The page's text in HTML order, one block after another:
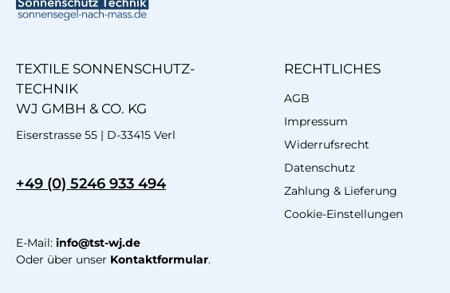
TEXTILE SONNENSCHUTZ-
TECHNIK
WJ GMBH & CO. KG
Eiserstrasse 55 | D-33415 Verl
+49 (0) 5246 933 494
E-Mail: info@tst-wj.de
Oder über unser Kontaktformular.
RECHTLICHES
AGB
Impressum
Widerrufsrecht
Datenschutz
Zahlung & Lieferung
Cookie-Einstellungen